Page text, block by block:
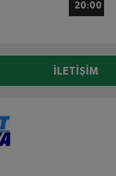
20:00
İLETIŞIM